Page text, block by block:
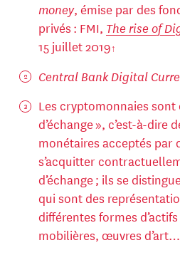
money, émise par des
privés : FMI, The rise of
15 juillet 2019
Central Bank Digital
Les cryptomonnaies sont
d’échange », c’est-à-dire
monétaires acceptés par
s’acquitter
d’échange ; ils se
qui sont des
différentes formes
mobilières, œuvres